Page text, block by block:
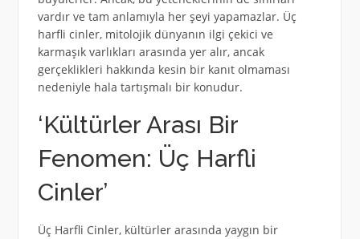
vardır ve tam anlamıyla her şeyi yapamazlar. Üç
harfli cinler, mitolojik dünyanın ilgi çekici ve
karmaşık varlıkları arasında yer alır, ancak
gerçeklikleri hakkında kesin bir kanıt olmaması
nedeniyle hala tartışmalı bir konudur.
‘Kültürler Arası Bir
Fenomen: Üç Harfli
Cinler’
Üç Harfli Cinler, kültürler arasında yaygın bir